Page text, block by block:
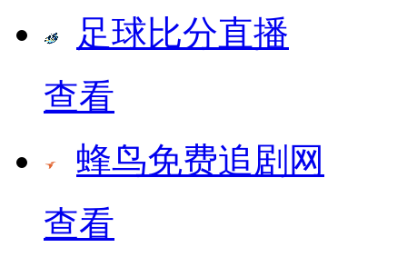
足球比分直播
查看
蜂鸟免费追剧网
查看